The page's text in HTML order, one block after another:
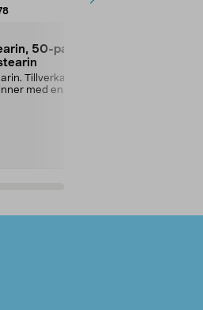
recensioner
50-pack,
Tillverkade i
med en
5 stjärnor